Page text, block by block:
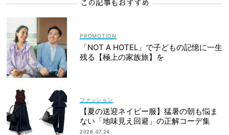
この記事もおすすめ
「NOT A HOTEL」で子どもの記憶に一生
残る【極上の家族旅】を
ファッション
【夏の送迎ネイビー服】猛暑の朝も悩ま
ない「地味見え回避」の正解コーデ集
2026.07.24